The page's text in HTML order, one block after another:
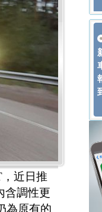
近日推
含調性更
為原有的